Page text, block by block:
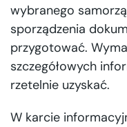
wybranego
sporządzenia
przygotować.
szczegółowych
rzetelnie uzyskać.
W karcie